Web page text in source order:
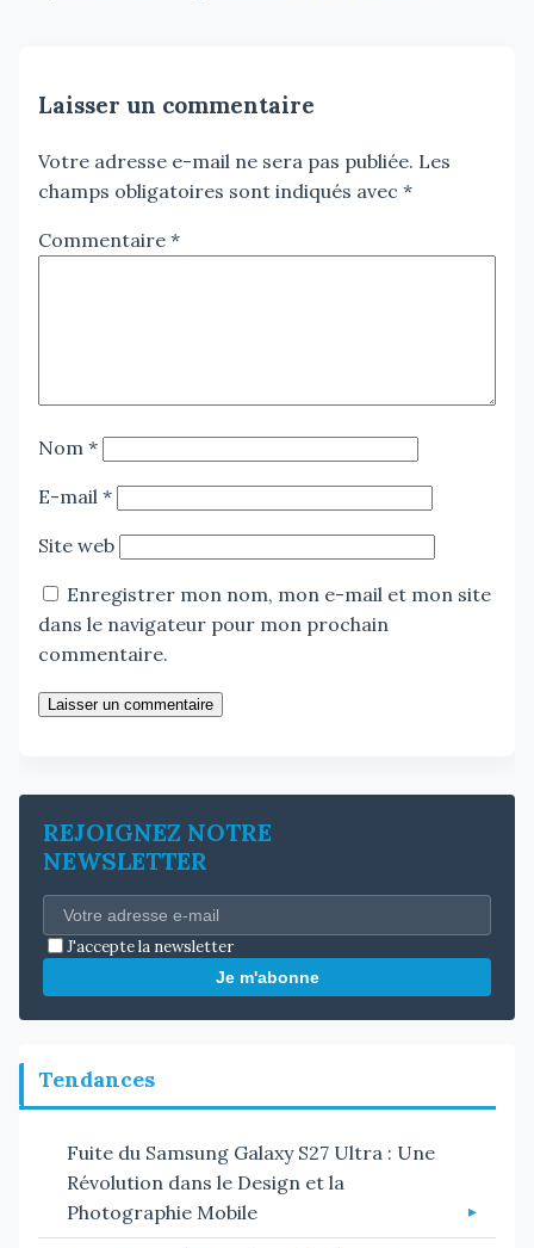
Laisser un commentaire
Votre adresse e-mail ne sera pas publiée. Les
champs obligatoires sont indiqués avec *
Commentaire *
Nom *
E-mail *
Site web
Enregistrer mon nom, mon e-mail et mon site
dans le navigateur pour mon prochain
commentaire.
Laisser un commentaire
REJOIGNEZ NOTRE
NEWSLETTER
J'accepte la newsletter
Je m'abonne
Tendances
Fuite du Samsung Galaxy S27 Ultra : Une
Révolution dans le Design et la
Photographie Mobile